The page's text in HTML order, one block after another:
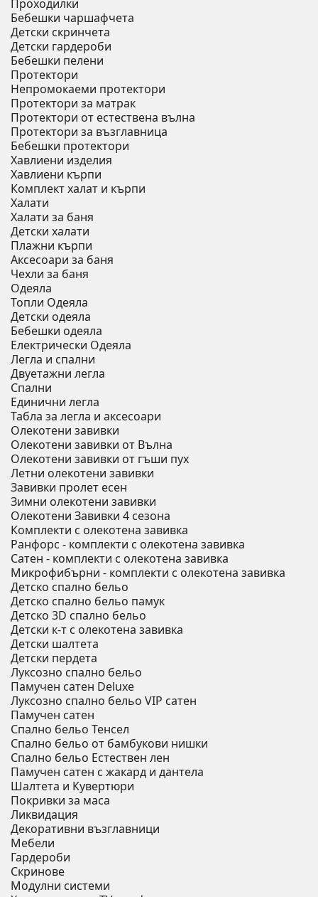
Проходилки
Бебешки чаршафчета
Детски скринчета
Детски гардероби
Бебешки пелени
Протектори
Непромокаеми протектори
Протектори за матрак
Протектори от естествена вълна
Протектори за възглавница
Бебешки протектори
Хавлиени изделия
Хавлиени кърпи
Комплект халат и кърпи
Халати
Халати за баня
Детски халати
Плажни кърпи
Аксесоари за баня
Чехли за баня
Одеяла
Топли Одеяла
Детски одеяла
Бебешки одеяла
Електрически Одеяла
Легла и спални
Двуетажни легла
Спални
Единични легла
Табла за легла и аксесоари
Олекотени завивки
Олекотени завивки от Вълна
Олекотени завивки от гъши пух
Летни олекотени завивки
Завивки пролет есен
Зимни олекотени завивки
Олекотени Завивки 4 сезона
Комплекти с олекотена завивка
Ранфорс - комплекти с олекотена завивка
Сатен - комплекти с олекотена завивка
Микрофибърни - комплекти с олекотена завивка
Детско спално бельо
Детско спално бельо памук
Детско 3D спално бельо
Детски к-т с олекотена завивка
Детски шалтета
Детски пердета
Луксозно спално бельо
Памучен сатен Deluxe
Луксозно спално бельо VIP сатен
Памучен сатен
Спално бельо Тенсел
Спално бельо от бамбукови нишки
Спално бельо Естествен лен
Памучен сатен с жакард и дантела
Шалтета и Кувертюри
Покривки за маса
Ликвидация
Декоративни възглавници
Мебели
Гардероби
Скринове
Модулни системи